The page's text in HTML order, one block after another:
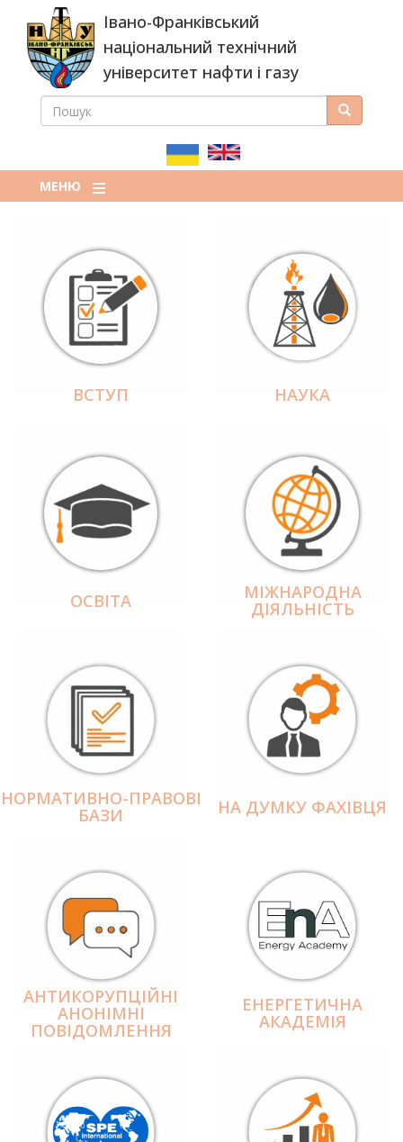
основного
вмісту
Івано-Франківський
національний технічний
університет нафти і газу
ПОШУКОВА
ПОШУК Пошук
МЕНЮ
ВСТУП НАУКА
ОСВІТА МІЖНАРОДНА
ДІЯЛЬНІCТЬ
НОРМАТИВНО-ПРАВОВІ
БАЗИ НА ДУМКУ ФАХІВЦЯ
АНТИКОРУПЦІЙНІ
АНОНІМНІ
ПОВІДОМЛЕННЯ
ЕНЕРГЕТИЧНА
АКАДЕМІЯ